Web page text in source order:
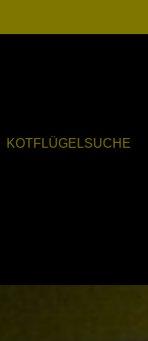
KOTFLÜGELSUCHE